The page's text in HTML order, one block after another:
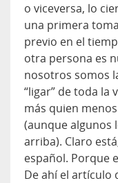
o viceversa, lo
una primera
previo en el
otra persona es
nosotros somos
“ligar” de toda la
más quien
(aunque algunos
arriba). Claro
español. Porque
De ahí el artículo